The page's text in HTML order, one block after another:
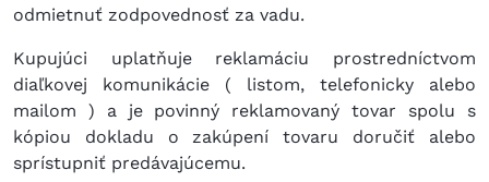
odmietnuť zodpovednosť za vadu.
Kupujúci uplatňuje reklamáciu prostredníctvom
diaľkovej komunikácie ( listom, telefonicky alebo
mailom ) a je povinný reklamovaný tovar spolu s
kópiou dokladu o zakúpení tovaru doručiť alebo
sprístupniť predávajúcemu.